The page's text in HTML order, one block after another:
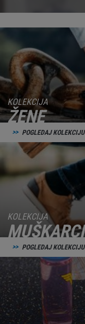
KOLEKCIJA
ŽENE
POGLEDAJ KOLEKCIJU
KOLEKCIJA
MUŠKARCI
POGLEDAJ KOLEKCIJU